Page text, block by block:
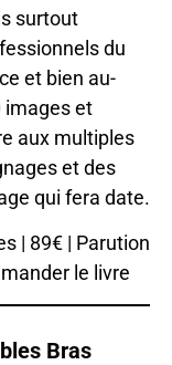
surtout
du
et bien au-
images et
aux multiples
et des
qui fera date.
| 89€ | Parution
le livre
Bras